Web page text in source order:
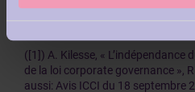
([1]) A. Kilesse, « L’indépendance
de la loi corporate governance »,
aussi: Avis ICCI du 18 septembre